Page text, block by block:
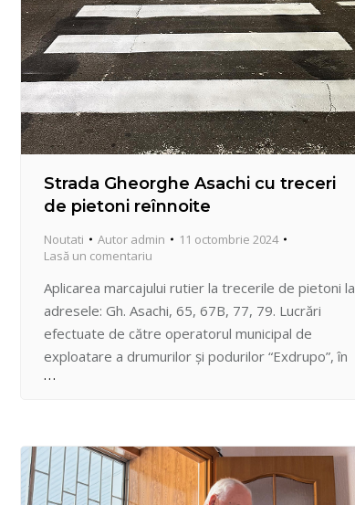
Strada Gheorghe Asachi cu treceri
de pietoni reînnoite
Noutati Autor admin
11 octombrie 2024
Lasă un comentariu
Aplicarea marcajului rutier la trecerile de pietoni la
adresele: Gh. Asachi, 65, 67B, 77, 79. Lucrări
efectuate de către operatorul municipal de
exploatare a drumurilor și podurilor “Exdrupo”, în
noaptea de 10.10.2024.